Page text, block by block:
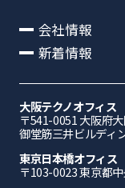
会社情報
新着情報
大阪テクノオフィス
〒541-0051 ⼤阪府
御堂筋三井ビルディ
東京日本橋オフィス
〒103-0023 東京都